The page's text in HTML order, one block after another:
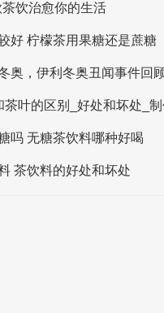
饮治愈你的生活
好 柠檬茶用果糖还是蔗糖
奥，伊利冬奥丑闻事件回
吗 无糖茶饮料哪种好喝
茶饮料的好处和坏处